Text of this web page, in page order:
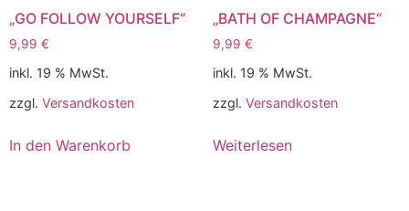
„GO FOLLOW YOURSELF“
9,99 €
inkl. 19 % MwSt.
zzgl. Versandkosten
In den Warenkorb
„BATH OF CHAMPAGNE“
9,99 €
inkl. 19 % MwSt.
zzgl. Versandkosten
Weiterlesen